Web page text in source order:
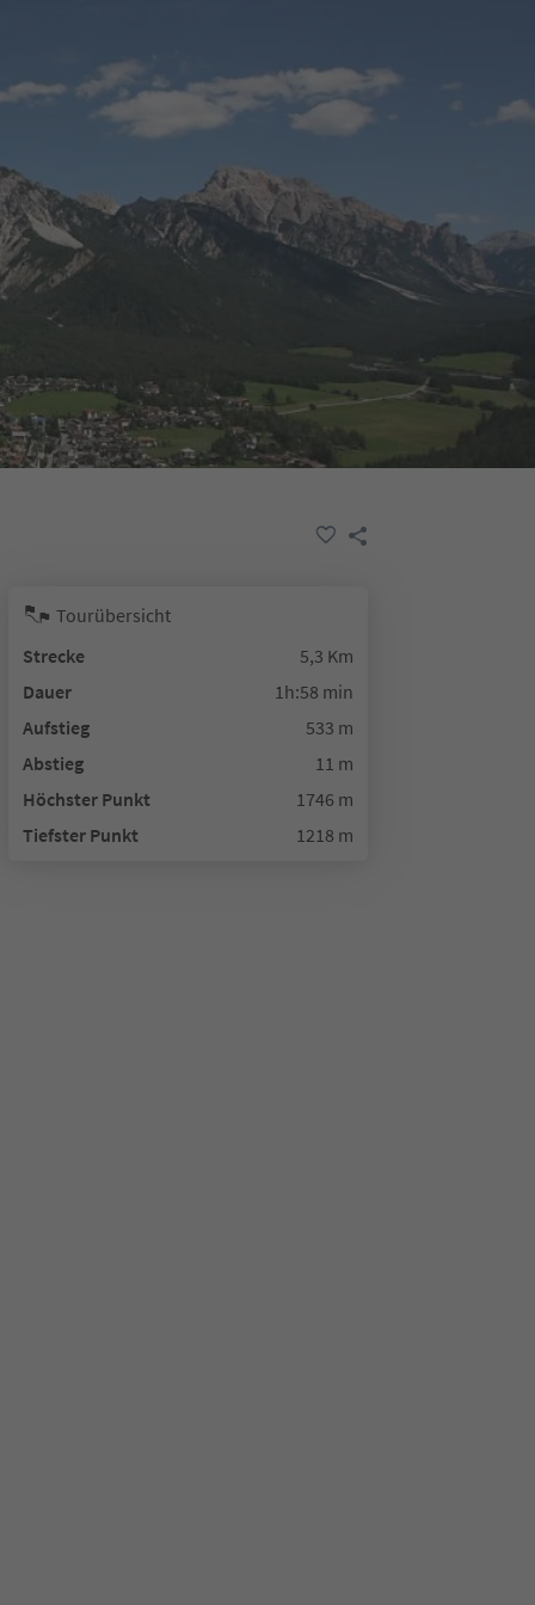
Tourübersicht
Strecke
5,3 Km
Dauer
1h:58 min
Aufstieg
533 m
Abstieg
11 m
Höchster Punkt
1746 m
Tiefster Punkt
1218 m